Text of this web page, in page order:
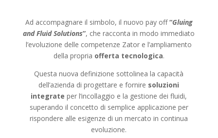
Ad accompagnare il simbolo, il nuovo pay off“Gluing
and Fluid Solutions”, che racconta in modo immediato
l’evoluzione delle competenze Zator e l’ampliamento
della propria offerta tecnologica.
Questa nuova definizione sottolinea la capacità
dell’azienda di progettare e fornire soluzioni
integrate per l’incollaggio e la gestione dei fluidi,
superando il concetto di semplice applicazione per
rispondere alle esigenze di un mercato in continua
evoluzione.